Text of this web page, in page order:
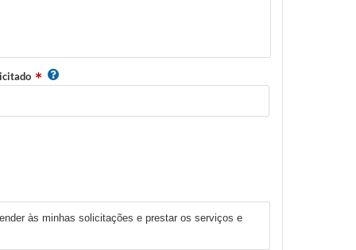
às minhas solicitações e prestar os serviços e